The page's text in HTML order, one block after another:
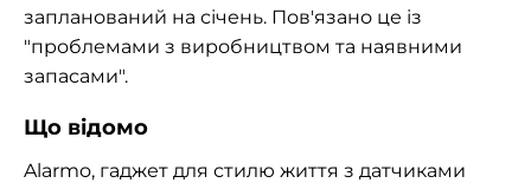
запланований на січень. Пов'язано це із
"проблемами з виробництвом та наявними
запасами".
Що відомо
Alarmo, гаджет для стилю життя з датчиками